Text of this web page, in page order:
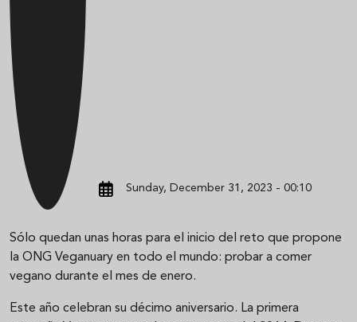
Sunday, December 31, 2023 - 00:10
Sólo quedan unas horas para el inicio del reto que propone
la ONG Veganuary en todo el mundo: probar a comer
vegano durante el mes de enero.
Este año celebran su décimo aniversario. La primera